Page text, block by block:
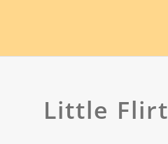
Little Flirt